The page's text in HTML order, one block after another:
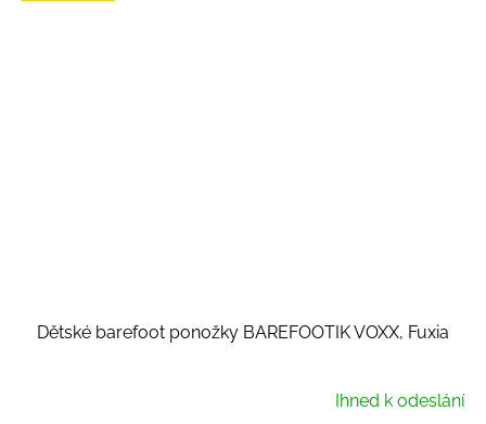
Dětské barefoot ponožky BAREFOOTIK VOXX, Fuxia
Ihned k odeslání